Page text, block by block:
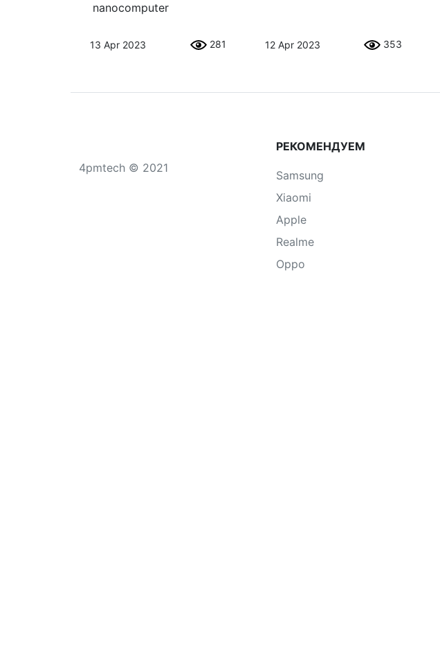
nanocomputer
13 Apr 2023 281 12 Apr 2023 353
4pmtech © 2021
РЕКОМЕНДУЕМ
Samsung
Xiaomi
Apple
Realme
Oppo